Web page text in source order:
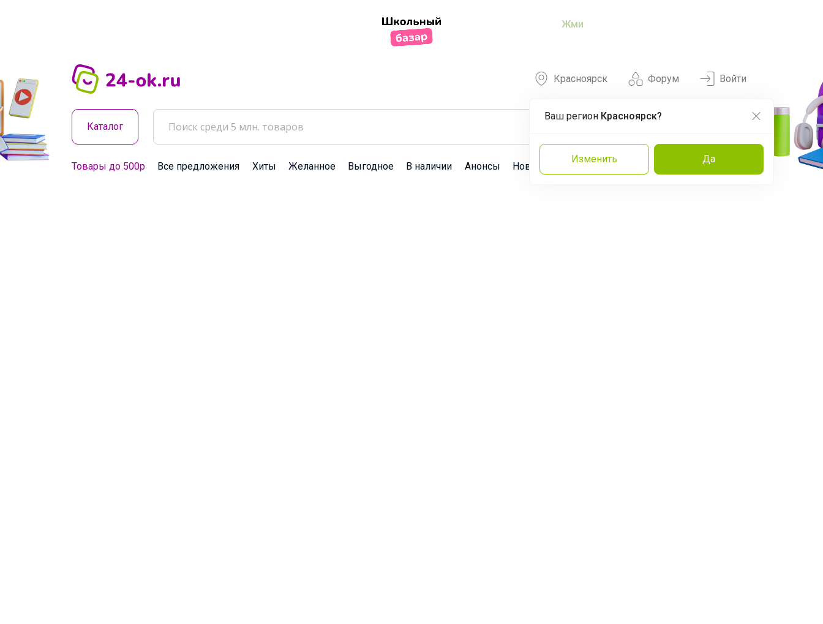
Жми
Форум
Красноярск
Ваш регион Красноярск?
Изменить Да
Войти
Каталог
Товары до 500р Все предложения Хиты Желанное Выгодное В наличии Анонсы Новости Команда Эксперты